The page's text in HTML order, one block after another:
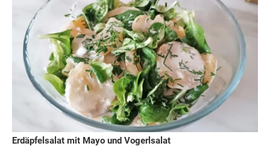
Erdäpfelsalat mit Mayo und Vogerlsalat